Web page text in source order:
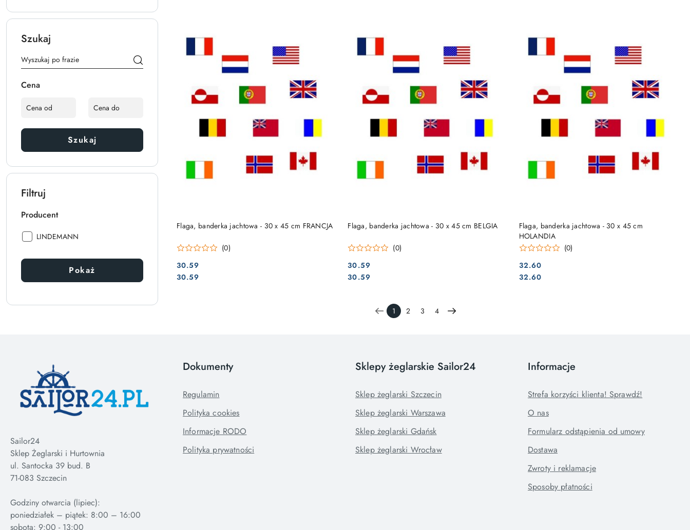
Szukaj
Cena
Szukaj
Filtruj
Producent
Producent:
LINDEMANN
Pokaż
Flaga, banderka jachtowa - 30 x 45 cm FRANCJA
(0)
Cena:
30.59
Cena:
30.59
DO KOSZYKA Flaga, banderka jachtowa - 30 x 45 cm BELGIA
(0)
Cena:
30.59
Cena:
30.59
DO KOSZYKA
Flaga, banderka jachtowa - 30 x 45 cm
HOLANDIA
(0)
Cena:
32.60
Cena:
32.60
DO KOSZYKA
1 2 3 4
Sailor24
Sklep Żeglarski i Hurtownia
ul. Santocka 39 bud. B
71-083 Szczecin
Godziny otwarcia (lipiec):
poniedziałek – piątek: 8:00 – 16:00
Dokumenty
Regulamin
Polityka cookies
Informacje RODO
Polityka prywatności
Sklepy żeglarskie Sailor24
Sklep żeglarski Szczecin
Sklep żeglarski Warszawa
Sklep żeglarski Gdańsk
Sklep żeglarski Wrocław
Informacje
Strefa korzyści klienta! Sprawdź!
O nas
Formularz odstąpienia od umowy
Dostawa
Zwroty i reklamacje
Sposoby płatności